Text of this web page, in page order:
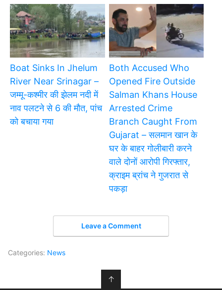
Boat Sinks In Jhelum
River Near Srinagar –
जम्मू-कश्मीर की झेलम नदी में
नाव पलटने से 6 की मौत, पांच
को बचाया गया
Both Accused Who
Opened Fire Outside
Salman Khans House
Arrested Crime
Branch Caught From
Gujarat – सलमान खान के
घर के बाहर गोलीबारी करने
वाले दोनों आरोपी गिरफ्तार,
क्राइम ब्रांच ने गुजरात से
पकड़ा
Leave a Comment
Categories: News
↑